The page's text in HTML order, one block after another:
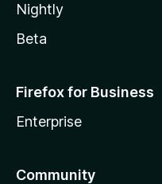
Nightly
Beta
Firefox for Business
Enterprise
Community